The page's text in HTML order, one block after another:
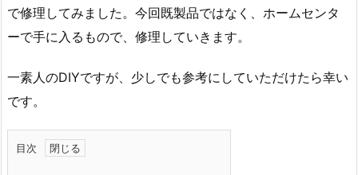
で修理してみました。今回既製品ではなく、ホームセンタ
ーで手に入るもので、修理していきます。
一素人のDIYですが、少しでも参考にしていただけたら幸い
です。
目次